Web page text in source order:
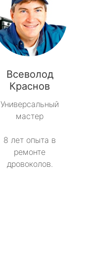
Всеволод
Краснов
Универсальный
мастер
8 лет опыта в
ремонте
дровоколов.